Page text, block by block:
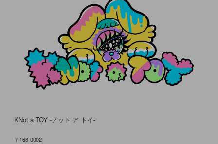
KNot a TOY -ノット ア トイ-
〒166-0002